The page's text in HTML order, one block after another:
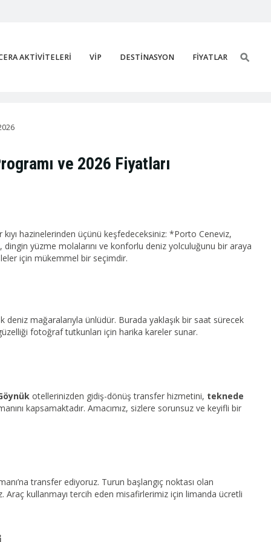
AKTİVİTELERİ VİP DESTİNASYON FİYATLAR
ve 2026 Fiyatları
hazinelerinden üçünü keşfedeceksiniz: *Porto Ceneviz,
yüzme molalarını ve konforlu deniz yolculuğunu bir araya
için mükemmel bir seçimdir.
mağaralarıyla ünlüdür. Burada yaklaşık bir saat sürecek
fotoğraf tutkunları için harika kareler sunar.
otellerinizden gidiş-dönüş transfer hizmetini, teknede
kapsamaktadır. Amacımız, sizlere sorunsuz ve keyifli bir
transfer ediyoruz. Turun başlangıç noktası olan
Araç kullanmayı tercih eden misafirlerimiz için limanda ücretli